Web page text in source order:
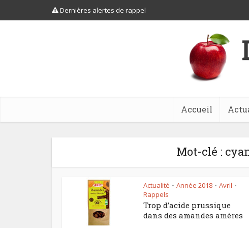
Dernières alertes de rappel
Accueil
Mot-clé :
Actualité • Année 2018 • Avril •
Rappels
Trop d’acide prussique
dans des amandes amères